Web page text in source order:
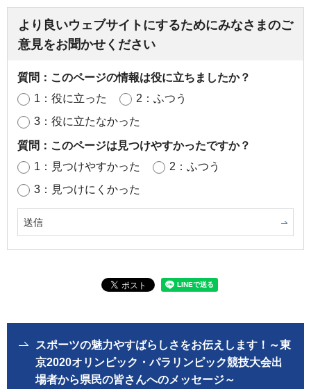
より良いウェブサイトにするためにみなさまのご
意見をお聞かせください
質問：このページの情報は役に立ちましたか？
1：役に立った
2：ふつう
3：役に立たなかった
質問：このページは見つけやすかったですか？
1：見つけやすかった
2：ふつう
3：見つけにくかった
スポーツの魅力やすばらしさをお伝えします！～東
京2020オリンピック・パラリンピック競技大会出
場者から県民の皆さんへのメッセージ～